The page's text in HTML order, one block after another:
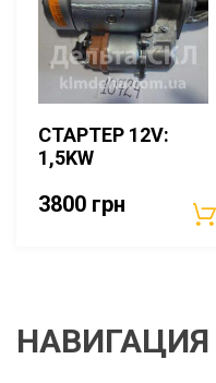
СТАРТЕР 12V:
1,5KW
3800 грн
НАВИГАЦИЯ